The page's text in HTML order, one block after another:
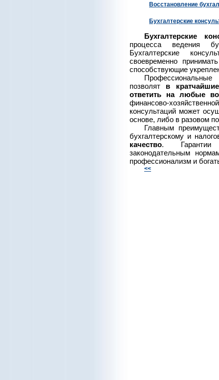
Восстановление
Бухгалтерские
Бухгалтерские
процесса ведения
Бухгалтерские
своевременно
способствующие
Профессиональные
позволят в
ответить на любые
финансово-
консультаций может
основе, либо в разовом
Главным
бухгалтерскому и
качество. Гарантии
законодательным
профессионализм и
<<